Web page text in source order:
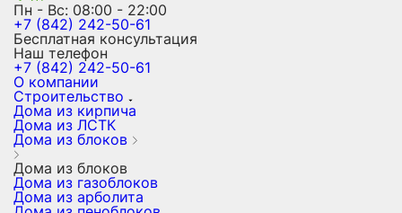
Пн - Вс: 08:00 - 22:00
+7 (842) 242-50-61
Бесплатная консультация
Наш телефон
+7 (842) 242-50-61
О компании
Строительство
Дома из кирпича
Дома из ЛСТК
Дома из блоков
Дома из блоков
Дома из газоблоков
Дома из арболита